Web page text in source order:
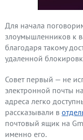
Для начала
злоумышленников к
благодаря такому
удаленной
Совет первый — не
электронной почты
адреса легко
рассказывали в
почтовый ящик на
именно его.